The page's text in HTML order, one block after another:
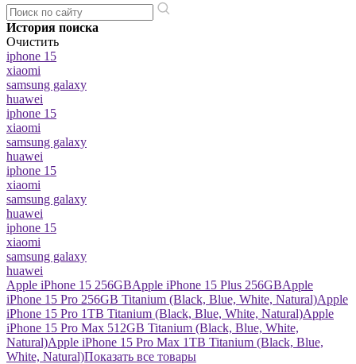
История поиска
Очистить
iphone 15
xiaomi
samsung galaxy
huawei
iphone 15
xiaomi
samsung galaxy
huawei
iphone 15
xiaomi
samsung galaxy
huawei
iphone 15
xiaomi
samsung galaxy
huawei
Apple iPhone 15 256GBApple iPhone 15 Plus 256GBApple
iPhone 15 Pro 256GB Titanium (Black, Blue, White, Natural)Apple
iPhone 15 Pro 1TB Titanium (Black, Blue, White, Natural)Apple
iPhone 15 Pro Max 512GB Titanium (Black, Blue, White,
Natural)Apple iPhone 15 Pro Max 1TB Titanium (Black, Blue,
White, Natural)Показать все товары